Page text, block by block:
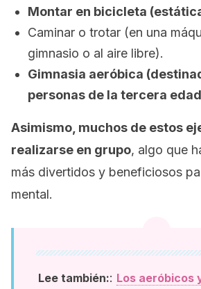
Montar en bicicleta
Caminar o trotar (en una
gimnasio o al aire libre).
Gimnasia aeróbica
personas de la tercera
Asimismo, muchos de estos
realizarse en grupo, algo que
más divertidos y beneficiosos
mental.
Lee también:: Los aeróbicos